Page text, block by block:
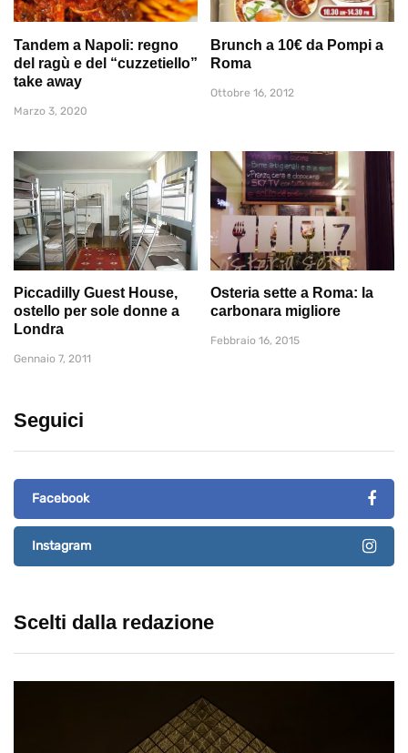
Tandem a Napoli: regno
del ragù e del “cuzzetiello”
take away
Marzo 3, 2020
Brunch a 10€ da Pompi a
Roma
Ottobre 16, 2012
Piccadilly Guest House,
ostello per sole donne a
Londra
Gennaio 7, 2011
Osteria sette a Roma: la
carbonara migliore
Febbraio 16, 2015
Seguici
Facebook
Instagram
Scelti dalla redazione